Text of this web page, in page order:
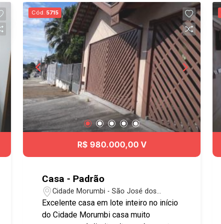
excelente próximo a Johnson, Padaria
Bello Pane, escolas e creches como
Anglo, comércios, academias, clínicas
veterinárias, via Dutra. SO2344
#sobradovenda #jdindustrias
Cód. 5715
R$ 980.000,00 V
Casa - Padrão
Cidade Morumbi - São José dos
Campos/SP
Excelente casa em lote inteiro no início
do Cidade Morumbi casa muito